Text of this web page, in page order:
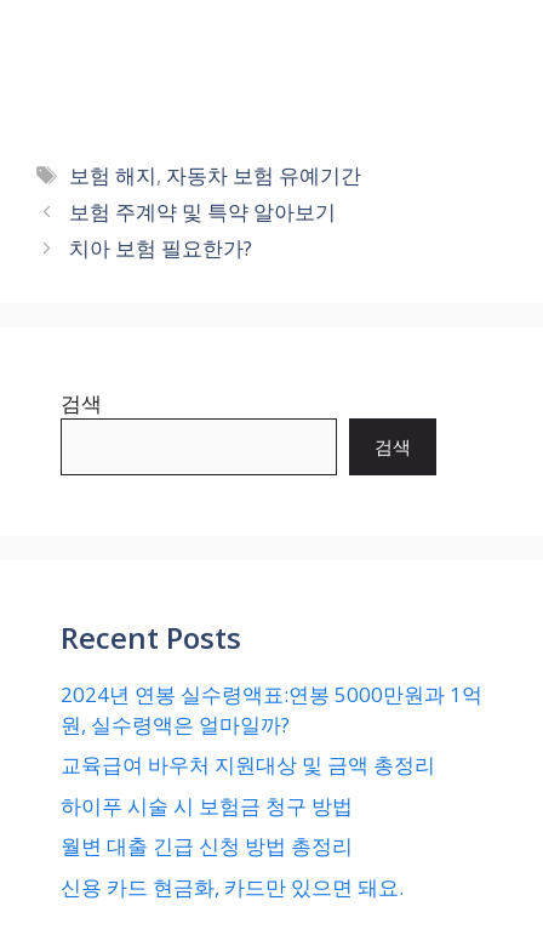
Tags
보험 해지, 자동차 보험 유예기간
보험 주계약 및 특약 알아보기
치아 보험 필요한가?
검색
검색
Recent Posts
2024년 연봉 실수령액표:연봉 5000만원과 1억
원, 실수령액은 얼마일까?
교육급여 바우처 지원대상 및 금액 총정리
하이푸 시술 시 보험금 청구 방법
월변 대출 긴급 신청 방법 총정리
신용 카드 현금화, 카드만 있으면 돼요.